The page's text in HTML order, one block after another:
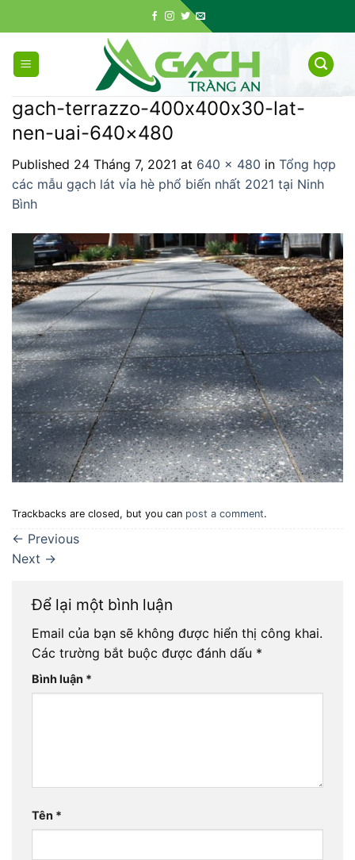
to
content
gach-terrazzo-400x400x30-lat-
nen-uai-640×480
Published 24 Tháng 7, 2021 at 640 × 480 in Tổng hợp
các mẫu gạch lát vỉa hè phổ biến nhất 2021 tại Ninh
Bình
Trackbacks are closed, but you can post a comment.
← Previous
Next →
Để lại một bình luận
Email của bạn sẽ không được hiển thị công khai.
Các trường bắt buộc được đánh dấu *
Bình luận *
Tên *